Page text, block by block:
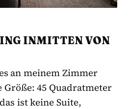
INMITTEN VON
an meinem Zimmer
45 Quadratmeter
ist keine Suite,